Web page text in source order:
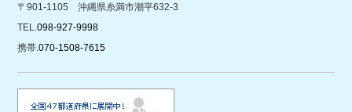
〒901-1105 沖縄県糸満市潮平632-3
TEL.098-927-9998
携帯.070-1508-7615